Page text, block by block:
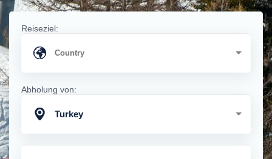
Reiseziel:
Abholung von:
Turkey